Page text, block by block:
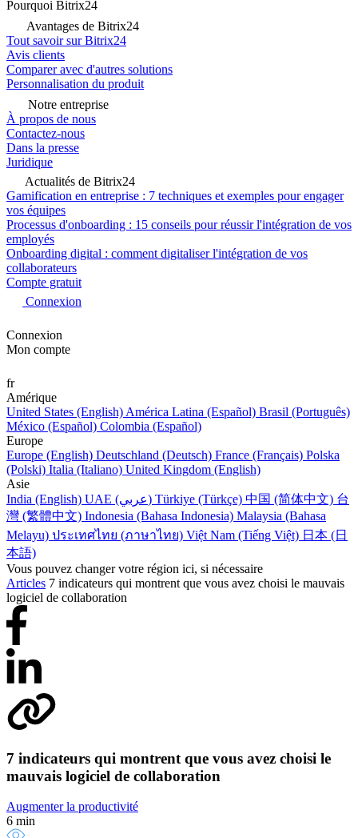
Pourquoi Bitrix24
Avantages de Bitrix24
Tout savoir sur Bitrix24
Avis clients
Comparer avec d'autres solutions
Personnalisation du produit
Notre entreprise
À propos de nous
Contactez-nous
Dans la presse
Juridique
Actualités de Bitrix24
Gamification en entreprise : 7 techniques et exemples pour engager
vos équipes
Processus d'onboarding : 15 conseils pour réussir l'intégration de vos
employés
Onboarding digital : comment digitaliser l'intégration de vos
collaborateurs
Compte gratuit
Connexion
Connexion
Mon compte
fr
Amérique
United States (English) América Latina (Español) Brasil (Português)
México (Español) Colombia (Español)
Europe
Europe (English) Deutschland (Deutsch) France (Français) Polska
(Polski) Italia (Italiano) United Kingdom (English)
Asie
India (English)
UAE (عربي) Türkiye (Türkçe) 中国 (简体中文) 台
灣 (繁體中文) Indonesia (Bahasa Indonesia) Malaysia (Bahasa
Melayu) ประเทศไทย (ภาษาไทย) Việt Nam (Tiếng Việt) 日本 (日
本語)
Vous pouvez changer votre région ici, si nécessaire
Articles 7 indicateurs qui montrent que vous avez choisi le mauvais
logiciel de collaboration
7 indicateurs qui montrent que vous avez choisi le
mauvais logiciel de collaboration
Augmenter la productivité
6 min